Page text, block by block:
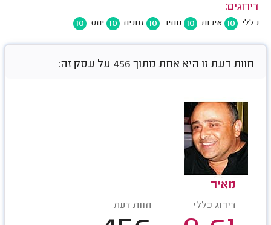
דירוגים:
כללי 10 איכות 10 מחיר 10 זמנים 10 יחס 10
חוות דעת זו היא אחת מתוך 456 על עסק זה:
מאיר
דירוג כללי חוות דעת